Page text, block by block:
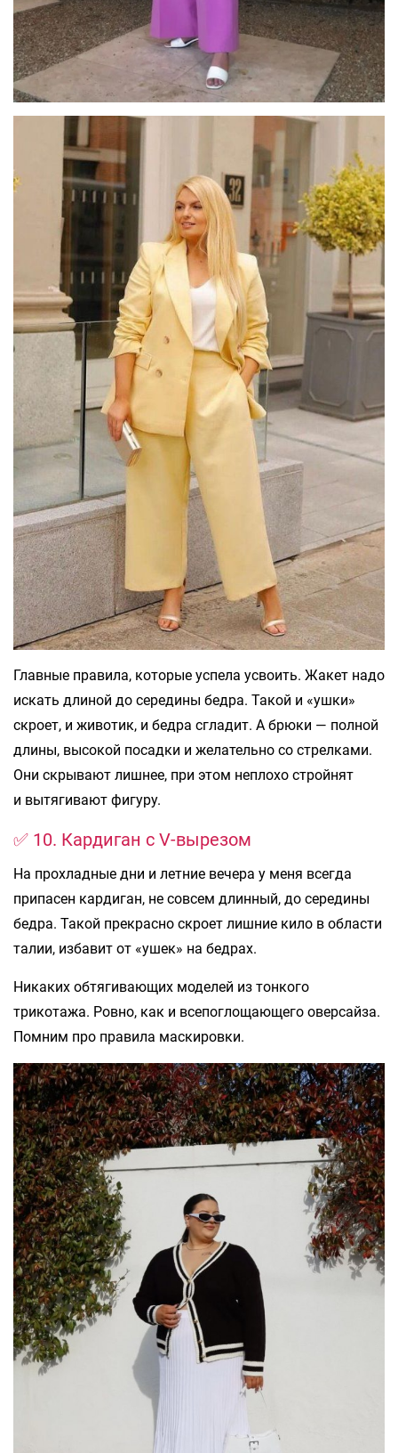
Главные правила, которые успела усвоить. Жакет надо
искать длиной до середины бедра. Такой и «ушки»
скроет, и животик, и бедра сгладит. А брюки — полной
длины, высокой посадки и желательно со стрелками.
Они скрывают лишнее, при этом неплохо стройнят
и вытягивают фигуру.
✅ 10. Кардиган с V-вырезом
На прохладные дни и летние вечера у меня всегда
припасен кардиган, не совсем длинный, до середины
бедра. Такой прекрасно скроет лишние кило в области
талии, избавит от «ушек» на бедрах.
Никаких обтягивающих моделей из тонкого
трикотажа. Ровно, как и всепоглощающего оверсайза.
Помним про правила маскировки.